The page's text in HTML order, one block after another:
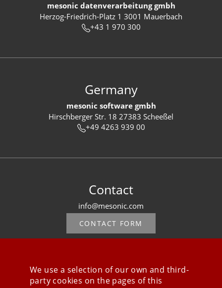
mesonic datenverarbeitung gmbh
Herzog-Friedrich-Platz 1 3001 Mauerbach
+43 1 970 300
Germany
mesonic software gmbh
Hirschberger Str. 18 27383 Scheeßel
+49 4263 939 00
Contact
info@mesonic.com
CONTACT FORM
We use a selection of our own and third-
party cookies on the pages of this